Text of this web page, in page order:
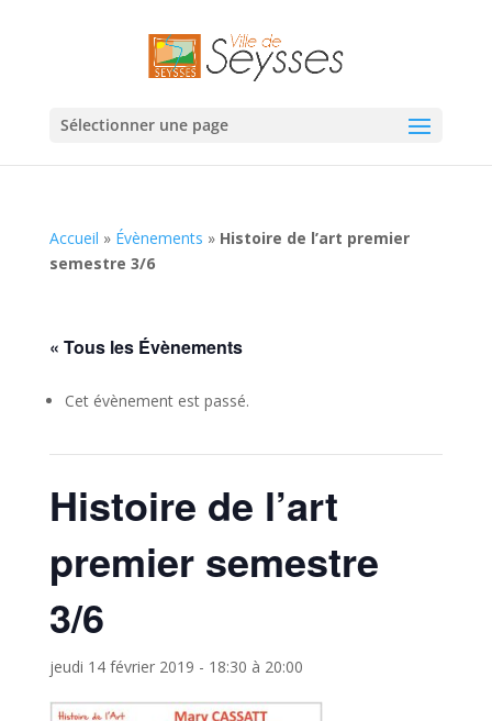
Sélectionner une page
Accueil » Évènements » Histoire de l’art premier
semestre 3/6
« Tous les Évènements
Cet évènement est passé.
Histoire de l’art
premier semestre
3/6
jeudi 14 février 2019 - 18:30 à 20:00